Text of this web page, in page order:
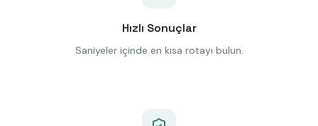
Hızlı Sonuçlar
Saniyeler içinde en kısa rotayı bulun.